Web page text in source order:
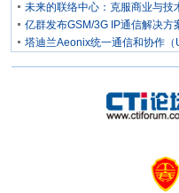
未来的联络中心：克服商业与技
亿群发布GSM/3G IP通信解决方
塔迪兰Aeonix统一通信和协作（